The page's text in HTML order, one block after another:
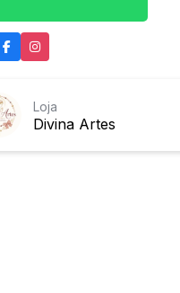
Divina Artes
Loja